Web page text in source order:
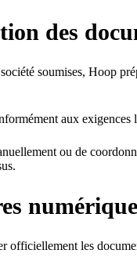
des
soumises, Hoop
aux
ou de
officiellement les